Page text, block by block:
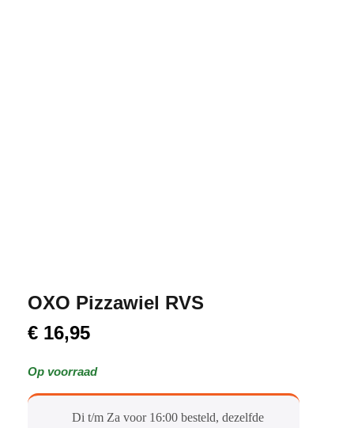
OXO Pizzawiel RVS
€ 16,95
Op voorraad
Di t/m Za voor 16:00 besteld, dezelfde